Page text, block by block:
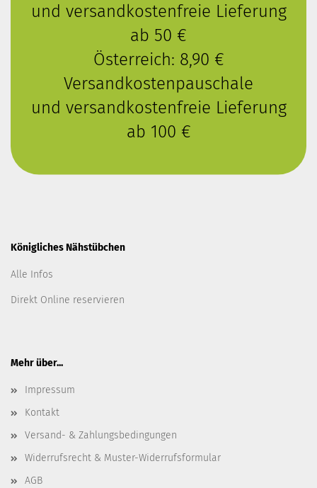
und versandkostenfreie Lieferung
ab 50 €
Österreich: 8,90 €
Versandkostenpauschale
und versandkostenfreie Lieferung
ab 100 €
Königliches Nähstübchen
Alle Infos
Direkt Online reservieren
Mehr über...
Impressum
Kontakt
Versand- & Zahlungsbedingungen
Widerrufsrecht & Muster-Widerrufsformular
AGB